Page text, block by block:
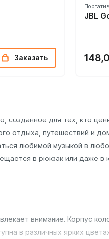
Заказать
JBL
созданное для тех, кто
отдыха, путешествий и
любимой музыкой в
в рюкзак или даже в
внимание. Корпус
в различных ярких